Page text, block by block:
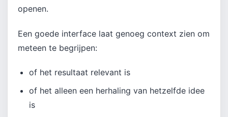
openen.
Een goede interface laat genoeg context zien om
meteen te begrijpen:
of het resultaat relevant is
of het alleen een herhaling van hetzelfde idee
is